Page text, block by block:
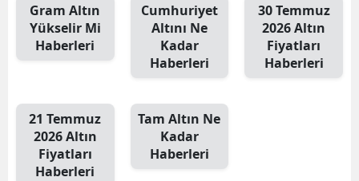
Gram Altın
Yükselir Mi
Haberleri
Cumhuriyet
Altını Ne
Kadar
Haberleri
30 Temmuz
2026 Altın
Fiyatları
Haberleri
21 Temmuz
2026 Altın
Fiyatları
Haberleri
Tam Altın Ne
Kadar
Haberleri